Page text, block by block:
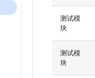
测试模
块
测试模
块